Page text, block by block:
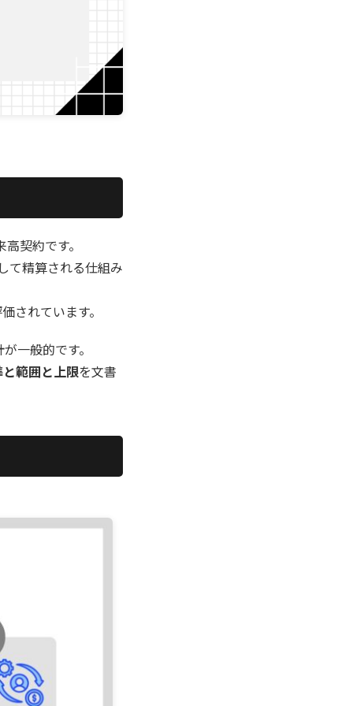
契約です。
て精算される仕組み
されています。
一般的です。
範囲と上限を文書